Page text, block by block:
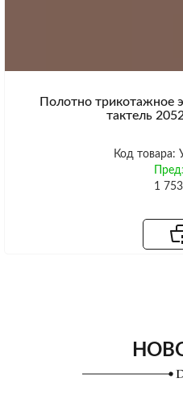
Полотно трикотажное
тактель
Код товара:
1